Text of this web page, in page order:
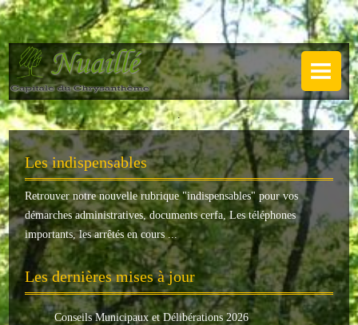
NUAILLÉ
Plan de Nuaillé
Sentiers pédestres
Guide annuel
Histoire
Galerie
LA MAIRIE
Horaires
.
Les indispensables
Retrouver notre nouvelle rubrique "indispensables" pour vos
démarches administratives, documents cerfa, Les téléphones
importants, les arrêtés en cours ...
Les dernières mises à jour
Conseils Municipaux et Délibérations 2026